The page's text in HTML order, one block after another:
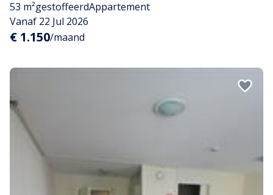
53 m²gestoffeerdAppartement
Vanaf 22 Jul 2026
€ 1.150/maand